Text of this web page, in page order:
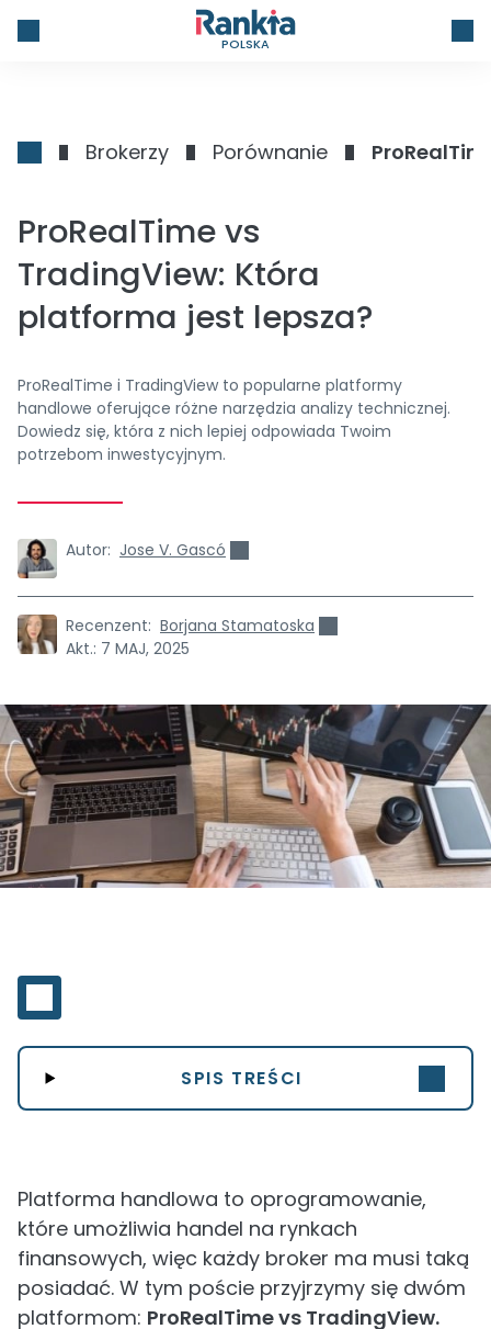
POLSKA
Brokerzy Porównanie
ProRealTime vs
TradingView: Która
platforma jest lepsza?
ProRealTime i TradingView to popularne platformy
handlowe oferujące różne narzędzia analizy technicznej.
Dowiedz się, która z nich lepiej odpowiada Twoim
potrzebom inwestycyjnym.
Autor: Jose V. Gascó
Recenzent: Borjana Stamatoska
Akt.: 7 MAJ, 2025
SPIS TREŚCI
Platforma handlowa to oprogramowanie,
które umożliwia handel na rynkach
finansowych, więc każdy broker ma musi taką
posiadać. W tym poście przyjrzymy się dwóm
platformom: ProRealTime vs TradingView.